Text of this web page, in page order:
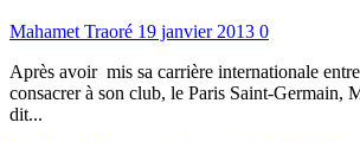
Mahamet Traoré 19 janvier 2013 0
Après avoir mis sa carrière internationale
consacrer à son club, le Paris Saint-Germain,
dit...